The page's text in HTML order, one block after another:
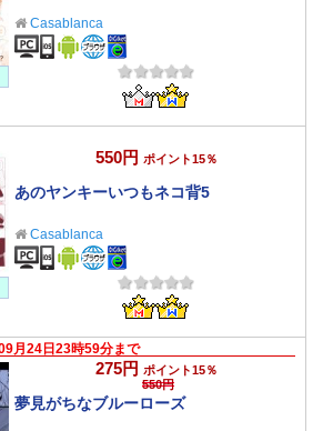
Casablanca
550円 ポイント15％
あのヤンキーいつもネコ背5
Casablanca
月24日23時59分まで
275円 ポイント15％
550円
夢見がちなブルーローズ